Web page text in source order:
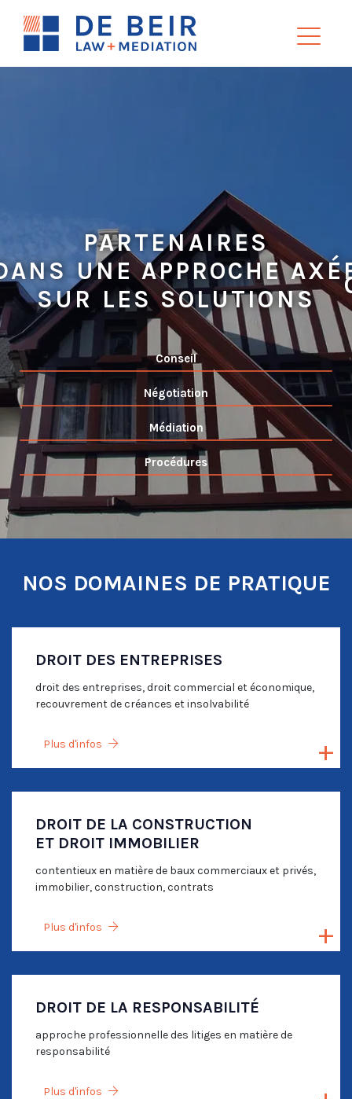
PARTENAIRES
UNE APPROCHE
SUR LES SOLUTIONS
Conseil
Négotiation
Médiation
Procédures
NOS DOMAINES DE PRATIQUE
DROIT DES ENTREPRISES
droit des entreprises, droit commercial et économique,
recouvrement de créances et insolvabilité
Plus d'infos
DROIT DE LA CONSTRUCTION
ET DROIT IMMOBILIER
contentieux en matière de baux commerciaux et privés,
immobilier, construction, contrats
Plus d'infos
DROIT DE LA RESPONSABILITÉ
approche professionnelle des litiges en matière de
responsabilité
Plus d'infos